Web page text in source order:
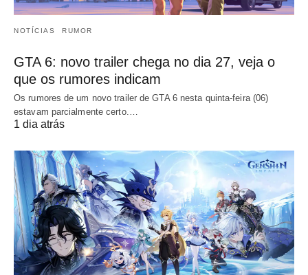
NOTÍCIAS RUMOR
GTA 6: novo trailer chega no dia 27, veja o
que os rumores indicam
Os rumores de um novo trailer de GTA 6 nesta quinta-feira (06)
estavam parcialmente certo.…
1 dia atrás